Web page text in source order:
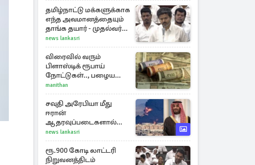
தமிழ்நாட்டு மக்களுக்காக
எந்த அவமானத்தையும்
தாங்க தயார் - முதல்வர்
விஜய்
news lankasri
விரைவில் வரும்
பிளாஸ்டிக் ரூபாய்
நோட்டுகள்.., பழைய
காகித நோட்டுகள்
செல்லுமா?
manithan
சவுதி அரேபியா மீது
ஈரான்
ஆதரவுப்படைகளால்
இருமுனைத் தாக்குதல்:
நெருக்கடியில் மத்திய
கிழக்கு
news lankasri
ரூ.900 கோடி லாட்டரி
நிறுவனத்திடம்